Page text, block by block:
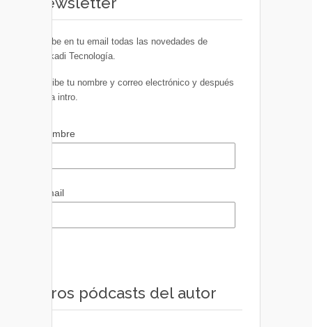
Recibe en tu email todas las novedades de
Euskadi Tecnología.
Escribe tu nombre y correo electrónico y después
pulsa intro.
Nombre
Email
Otros pódcasts del autor